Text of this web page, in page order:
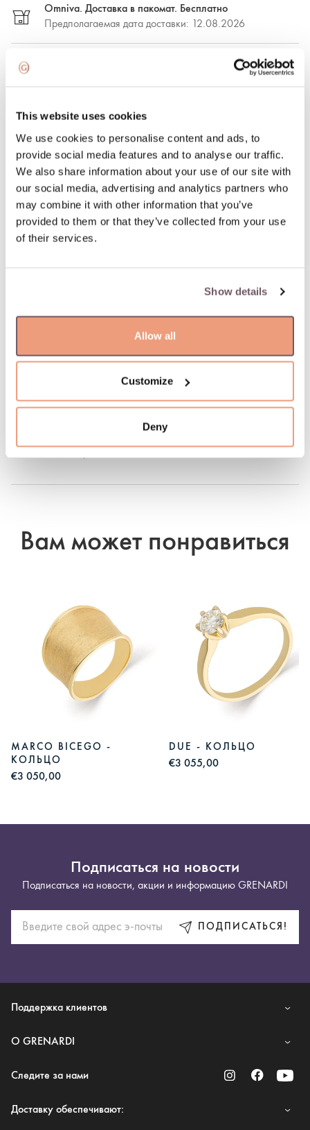
This website uses cookies
We use cookies to personalise content and ads, to
provide social media features and to analyse our traffic.
We also share information about your use of our site with
our social media, advertising and analytics partners who
may combine it with other information that you’ve
provided to them or that they’ve collected from your use
of their services.
Show details
Allow all
Customize
Deny
Omniva. Доставка в пакомат. Бесплатно
Предполагаемая дата доставки: 12.08.2026
DPD. Доставка по адресу. €6.50
Предполагаемая дата доставки: 12.08.2026
Экспресс-доставка. €15.00
Экспресс-доставка в Риге и Рижском районе в течение
дня. Ближайшая дата доставки: 09.08.2026
100% застрахованная и надежная доставка
Материал: Золото
- Алмаз (Цвет камня: Белый, Вес камня: 0.340ct)
Проба: 750
Вам может понравиться
MARCO BICEGO -
КОЛЬЦО
€3 050,00
DUE - КОЛЬЦО
€3 055,00
Подписаться на новости
Подписаться на новости, акции и информацию GRENARDI
ПОДПИСАТЬСЯ!
Поддержка клиентов
O GRENARDI
Следите за нами
Доставку обеспечивают: